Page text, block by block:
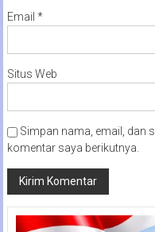
Email *
Situs Web
Simpan nama, email, dan
komentar saya berikutnya.